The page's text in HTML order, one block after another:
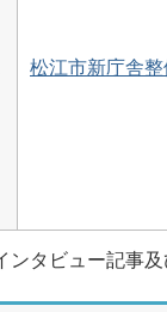
松江市新庁舎
ンタビュー記事